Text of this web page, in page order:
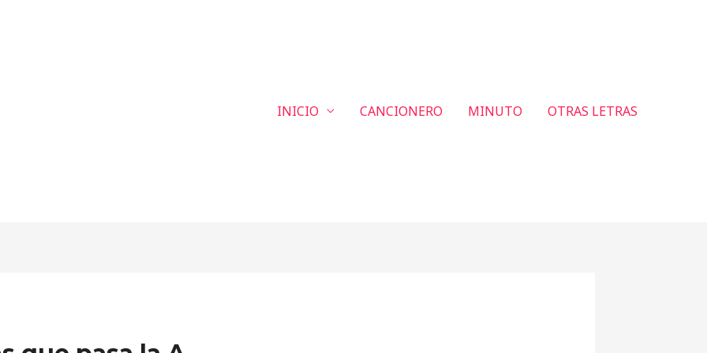
INICIO CANCIONERO MINUTO OTRAS LETRAS